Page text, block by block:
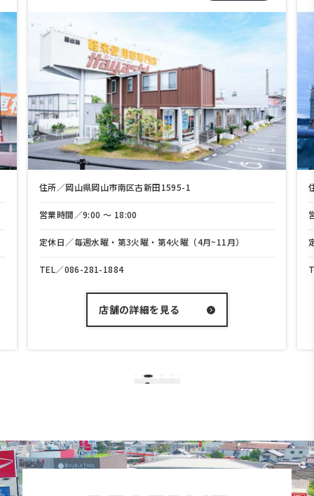
岡山市南区古新田1595-1
〜 18:00
水曜・第3火曜・第4火曜（4月~11月）
住所／岡山県岡山市
営業時間／9:00 〜
定休日／毎週水曜・第
2